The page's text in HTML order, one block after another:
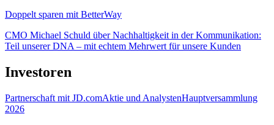
Doppelt sparen mit BetterWay
CMO Michael Schuld über Nachhaltigkeit in der Kommunikation:
Teil unserer DNA – mit echtem Mehrwert für unsere Kunden
Investoren
Partnerschaft mit JD.comAktie und AnalystenHauptversammlung
2026